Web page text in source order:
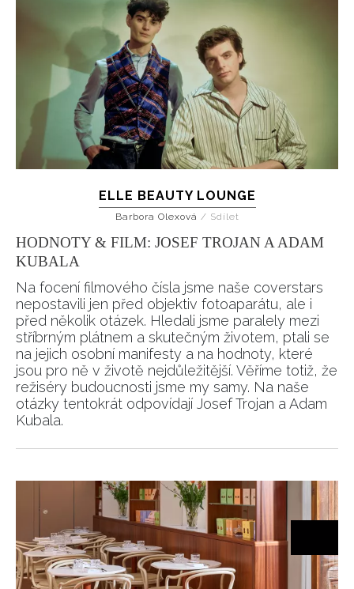
ELLE BEAUTY LOUNGE
Barbora Olexová / Sdílet
HODNOTY & FILM: JOSEF TROJAN A ADAM
KUBALA
Na focení filmového čísla jsme naše coverstars
nepostavili jen před objektiv fotoaparátu, ale i
před několik otázek. Hledali jsme paralely mezi
stříbrným plátnem a skutečným životem, ptali se
na jejich osobní manifesty a na hodnoty, které
jsou pro ně v životě nejdůležitější. Věříme totiž, že
režiséry budoucnosti jsme my samy. Na naše
otázky tentokrát odpovídají Josef Trojan a Adam
Kubala.